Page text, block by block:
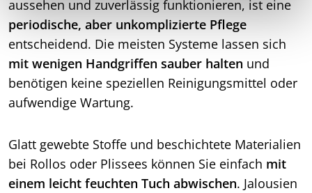
aussehen und zuverlässig funktionieren, ist eine
periodische, aber unkomplizierte Pflege
entscheidend. Die meisten Systeme lassen sich
mit wenigen Handgriffen sauber halten und
benötigen keine speziellen Reinigungsmittel oder
aufwendige Wartung.
Glatt gewebte Stoffe und beschichtete Materialien
bei Rollos oder Plissees können Sie einfach mit
einem leicht feuchten Tuch abwischen. Jalousien